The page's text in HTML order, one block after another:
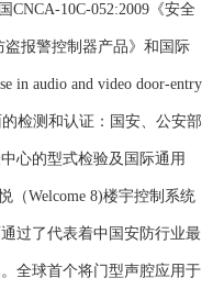
CNCA-10C-052:2009《安全
报警控制器产品》和国际
in audio and video door-entry
检测和认证：国安、公安部
心的型式检验及国际通用
（Welcome 8)楼宇控制系统
过了代表着中国安防行业最
全球首个将门型声腔应用于